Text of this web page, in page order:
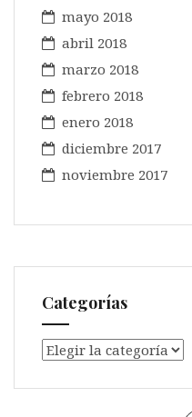
mayo 2018
abril 2018
marzo 2018
febrero 2018
enero 2018
diciembre 2017
noviembre 2017
Categorías
Categorías